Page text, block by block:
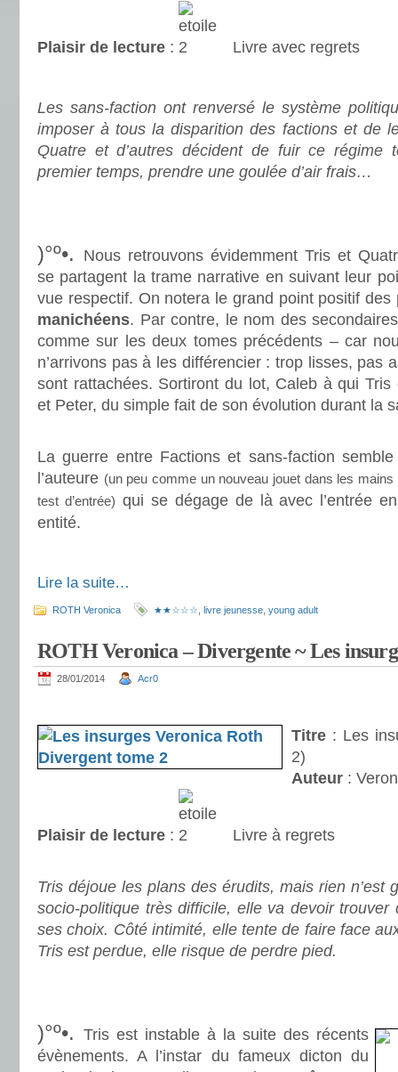
Plaisir de lecture :
Livre avec regrets
Les sans-faction ont renversé le système
imposer à tous la disparition des factions et de
Quatre et d’autres décident de fuir ce régime
premier temps, prendre une goulée d’air frais…
)°º•.
Nous retrouvons évidemment Tris et
se partagent la trame narrative en suivant leur
vue respectif. On notera le grand point positif
manichéens. Par contre, le nom des
comme sur les deux tomes précédents – car
n’arrivons pas à les différencier : trop lisses, pas
sont rattachées. Sortiront du lot, Caleb à qui Tris
et Peter, du simple fait de son évolution durant la
La guerre entre Factions et sans-faction
l’auteure (un peu comme un nouveau jouet dans les mains
test d’entrée) qui se dégage de là avec l’entrée
entité.
Lire la suite…
ROTH Veronica ★★☆☆☆ livre jeunesse young adult
ROTH Veronica – Divergente ~ Les
28/01/2014 Acr0
Titre : Les
2)
Auteur :
Plaisir de lecture :
Livre à regrets
Tris déjoue les plans des érudits, mais rien n’est
socio-politique très difficile, elle va devoir trouver
ses choix. Côté intimité, elle tente de faire face
Tris est perdue, elle risque de perdre pied.
)°º•. Tris est instable à la suite des récents
évènements. A l’instar du fameux dicton du